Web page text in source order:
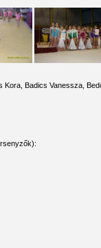
Kora, Badics Vanessza,